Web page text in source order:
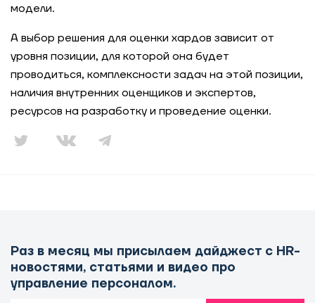
модели.
А выбор решения для оценки хардов зависит от
уровня позиции, для которой она будет
проводиться, комплексности задач на этой позиции,
наличия внутренних оценщиков и экспертов,
ресурсов на разработку и проведение оценки.
Раз в месяц мы присылаем дайджест с HR-
новостями, статьями и видео про
управление персоналом.